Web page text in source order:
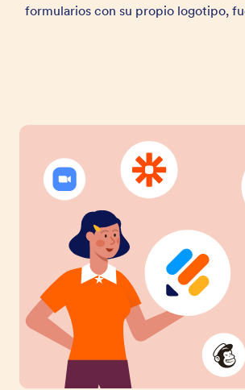
formularios con su propio logotipo,